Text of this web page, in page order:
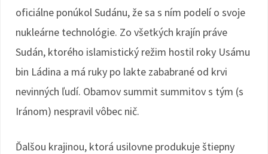
oficiálne ponúkol Sudánu, že sa s ním podelí o svoje
nukleárne technológie. Zo všetkých krajín práve
Sudán, ktorého islamistický režim hostil roky Usámu
bin Ládina a má ruky po lakte zababrané od krvi
nevinných ľudí. Obamov summit summitov s tým (s
Iránom) nespravil vôbec nič.
Ďalšou krajinou, ktorá usilovne produkuje štiepny